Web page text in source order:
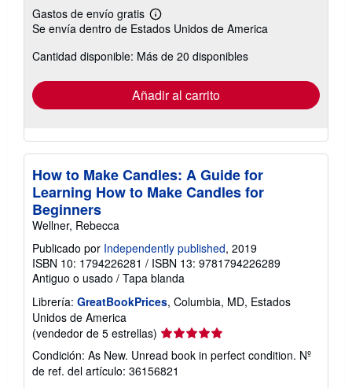
Gastos de envío gratis
Más
información
las
envío
Se envía dentro de Estados Unidos de America
Cantidad disponible: Más de 20 disponibles
Añadir al carrito
How to Make Candles: A Guide for
Learning How to Make Candles for
Beginners
Wellner, Rebecca
Publicado por Independently published, 2019
ISBN 10: 1794226281 / ISBN 13: 9781794226289
Antiguo o usado / Tapa blanda
Librería: GreatBookPrices, Columbia, MD, Estados
Unidos de America
(vendedor de 5 estrellas) Calificación
del
vendedor:
5
Condición: As New. Unread book in perfect condition. Nº
de ref. del artículo: 36156821